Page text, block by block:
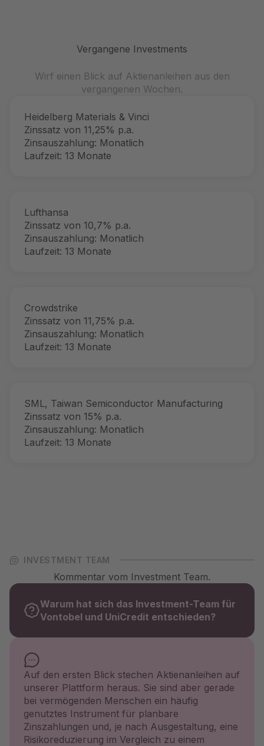
Vergangene Investments
Wirf einen Blick auf Aktienanleihen aus den
vergangenen Wochen.
Heidelberg Materials & Vinci
Zinssatz von 11,25% p.a.
Zinsauszahlung: Monatlich
Laufzeit: 13 Monate
Lufthansa
Zinssatz von 10,7% p.a.
Zinsauszahlung: Monatlich
Laufzeit: 13 Monate
Crowdstrike
Zinssatz von 11,75% p.a.
Zinsauszahlung: Monatlich
Laufzeit: 13 Monate
SML, Taiwan Semiconductor Manufacturing
Zinssatz von 15% p.a.
Zinsauszahlung: Monatlich
Laufzeit: 13 Monate
INVESTMENT TEAM
Kommentar vom Investment Team.
Warum hat sich das Investment-Team für
Vontobel und UniCredit entschieden?
Auf den ersten Blick stechen Aktienanleihen auf
unserer Plattform heraus. Sie sind aber gerade
bei vermögenden Menschen ein häufig
genutztes Instrument für planbare
Zinszahlungen und, je nach Ausgestaltung, eine
Risikoreduzierung im Vergleich zu einem